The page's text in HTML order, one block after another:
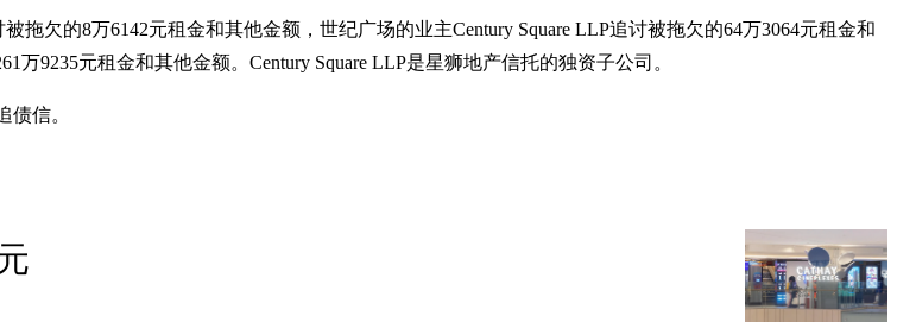
拖欠的8万6142元租金和其他金额，世纪广场的业主Century Square LLP追讨被拖欠的64万3064元租金和
万9235元租金和其他金额。Century Square LLP是星狮地产信托的独资子公司。
信。